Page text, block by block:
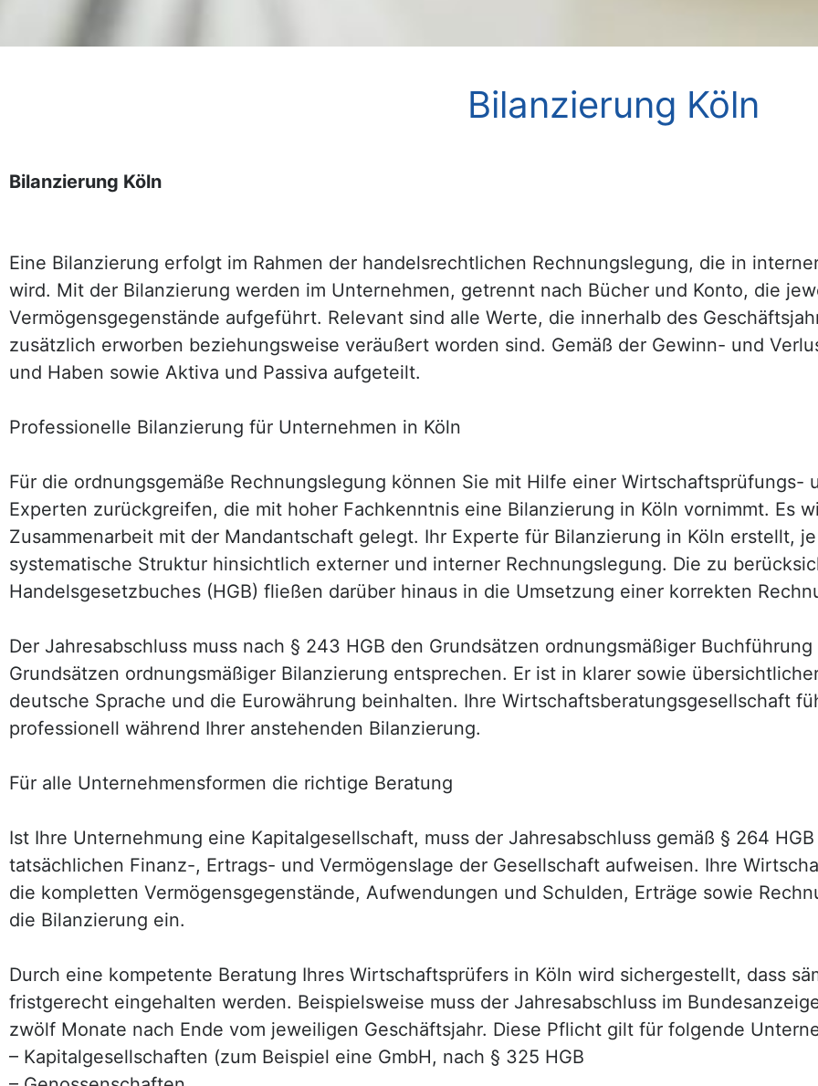
Bilanzierung Köln
Bilanzierung Köln
Eine Bilanzierung erfolgt im Rahmen der handelsrechtlichen Rechnungslegung, die in
wird. Mit der Bilanzierung werden im Unternehmen, getrennt nach Bücher und Konto, die
Vermögensgegenstände aufgeführt. Relevant sind alle Werte, die innerhalb des
zusätzlich erworben beziehungsweise veräußert worden sind. Gemäß der Gewinn- und
und Haben sowie Aktiva und Passiva aufgeteilt.
Professionelle Bilanzierung für Unternehmen in Köln
Für die ordnungsgemäße Rechnungslegung können Sie mit Hilfe einer Wirtschaftsprüfungs-
Experten zurückgreifen, die mit hoher Fachkenntnis eine Bilanzierung in Köln vornimmt. Es
Zusammenarbeit mit der Mandantschaft gelegt. Ihr Experte für Bilanzierung in Köln erstellt,
systematische Struktur hinsichtlich externer und interner Rechnungslegung. Die zu
Handelsgesetzbuches (HGB) fließen darüber hinaus in die Umsetzung einer korrekten
Der Jahresabschluss muss nach § 243 HGB den Grundsätzen ordnungsmäßiger
Grundsätzen ordnungsmäßiger Bilanzierung entsprechen. Er ist in klarer sowie
deutsche Sprache und die Eurowährung beinhalten. Ihre Wirtschaftsberatungsgesellschaft
professionell während Ihrer anstehenden Bilanzierung.
Für alle Unternehmensformen die richtige Beratung
Ist Ihre Unternehmung eine Kapitalgesellschaft, muss der Jahresabschluss gemäß § 264
tatsächlichen Finanz-, Ertrags- und Vermögenslage der Gesellschaft aufweisen. Ihre
die kompletten Vermögensgegenstände, Aufwendungen und Schulden, Erträge sowie
die Bilanzierung ein.
Durch eine kompetente Beratung Ihres Wirtschaftsprüfers in Köln wird sichergestellt, dass
fristgerecht eingehalten werden. Beispielsweise muss der Jahresabschluss im
zwölf Monate nach Ende vom jeweiligen Geschäftsjahr. Diese Pflicht gilt für folgende
– Kapitalgesellschaften (zum Beispiel eine GmbH, nach § 325 HGB